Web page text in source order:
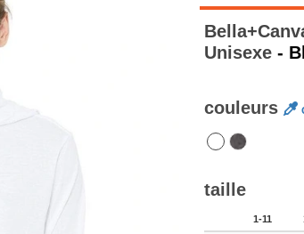
Unisexe -
couleurs
taille
1-11